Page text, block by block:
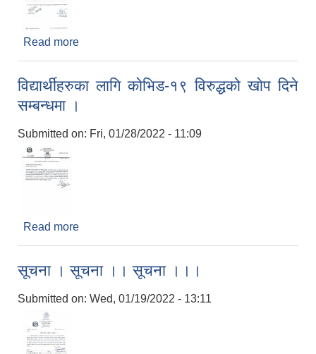
Read more
विद्यार्थीहरुका लागि काेभिड-१९ विरुद्धको खाेप दिने
सम्बन्धमा ।
Submitted on: Fri, 01/28/2022 - 11:09
Read more
सूचना । सूचना ।। सूचना ।।।
Submitted on: Wed, 01/19/2022 - 13:11